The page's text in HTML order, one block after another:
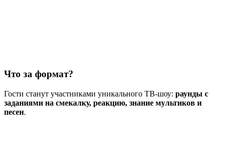
Что за формат?
Гости станут участниками уникального ТВ-шоу: раунды с
заданиями на смекалку, реакцию, знание мультиков и
песен.